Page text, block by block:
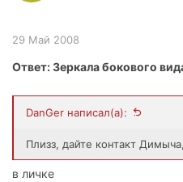
29 Май 2008
Ответ: Зеркала бокового
DanGer написал(а):
Плизз, дайте контакт
в личке